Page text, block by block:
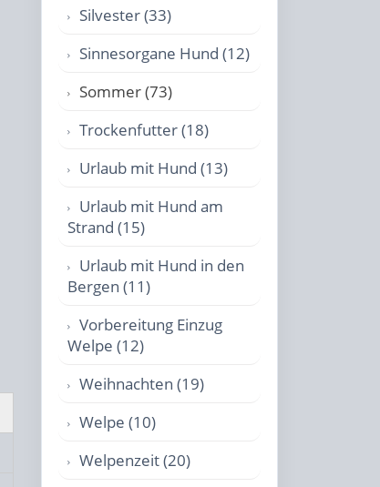
Silvester (33)
Sinnesorgane Hund (12)
Sommer (73)
Trockenfutter (18)
Urlaub mit Hund (13)
Urlaub mit Hund am
Strand (15)
Urlaub mit Hund in den
Bergen (11)
Vorbereitung Einzug
Welpe (12)
Weihnachten (19)
Welpe (10)
Welpenzeit (20)